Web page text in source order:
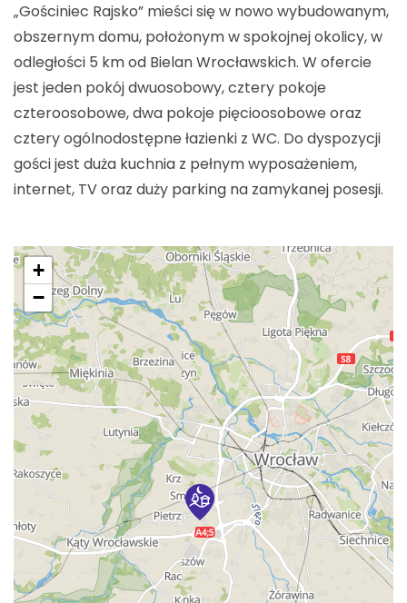
„Gościniec Rajsko” mieści się w nowo wybudowanym,
obszernym domu, położonym w spokojnej okolicy, w
odległości 5 km od Bielan Wrocławskich. W ofercie
jest jeden pokój dwuosobowy, cztery pokoje
czteroosobowe, dwa pokoje pięcioosobowe oraz
cztery ogólnodostępne łazienki z WC. Do dyspozycji
gości jest duża kuchnia z pełnym wyposażeniem,
internet, TV oraz duży parking na zamykanej posesji.
+
−